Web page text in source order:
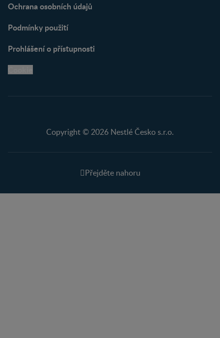
Ochrana osobních údajů
Podmínky použití
Prohlášení o přístupnosti
Copyright © 2026 Nestlé Česko s.r.o.
Přejděte nahoru